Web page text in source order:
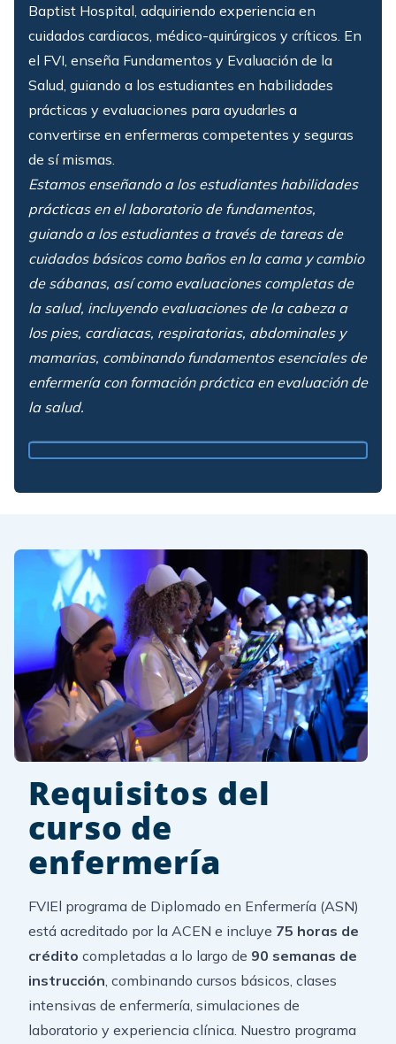
Baptist Hospital, adquiriendo experiencia en
cuidados cardiacos, médico-quirúrgicos y críticos. En
el FVI, enseña Fundamentos y Evaluación de la
Salud, guiando a los estudiantes en habilidades
prácticas y evaluaciones para ayudarles a
convertirse en enfermeras competentes y seguras
de sí mismas.
Estamos enseñando a los estudiantes habilidades
prácticas en el laboratorio de fundamentos,
guiando a los estudiantes a través de tareas de
cuidados básicos como baños en la cama y cambio
de sábanas, así como evaluaciones completas de
la salud, incluyendo evaluaciones de la cabeza a
los pies, cardiacas, respiratorias, abdominales y
mamarias, combinando fundamentos esenciales de
enfermería con formación práctica en evaluación de
la salud.
Requisitos del
curso de
enfermería
FVIEl programa de Diplomado en Enfermería (ASN)
está acreditado por la ACEN e incluye 75 horas de
crédito completadas a lo largo de 90 semanas de
instrucción , combinando cursos básicos, clases
intensivas de enfermería, simulaciones de
laboratorio y experiencia clínica. Nuestro programa